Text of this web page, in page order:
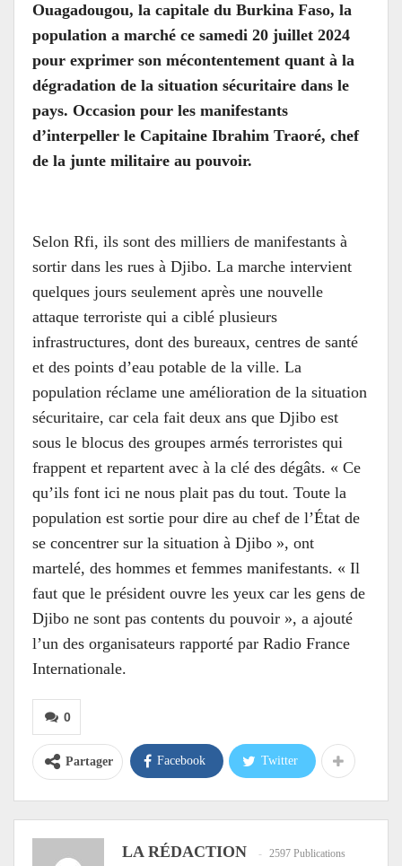
Ouagadougou, la capitale du Burkina Faso, la
population a marché ce samedi 20 juillet 2024
pour exprimer son mécontentement quant à la
dégradation de la situation sécuritaire dans le
pays. Occasion pour les manifestants
d’interpeller le Capitaine Ibrahim Traoré, chef
de la junte militaire au pouvoir.
Selon Rfi, ils sont des milliers de manifestants à
sortir dans les rues à Djibo. La marche intervient
quelques jours seulement après une nouvelle
attaque terroriste qui a ciblé plusieurs
infrastructures, dont des bureaux, centres de santé
et des points d’eau potable de la ville. La
population réclame une amélioration de la situation
sécuritaire, car cela fait deux ans que Djibo est
sous le blocus des groupes armés terroristes qui
frappent et repartent avec à la clé des dégâts. « Ce
qu’ils font ici ne nous plait pas du tout. Toute la
population est sortie pour dire au chef de l’État de
se concentrer sur la situation à Djibo », ont
martelé, des hommes et femmes manifestants. « Il
faut que le président ouvre les yeux car les gens de
Djibo ne sont pas contents du pouvoir », a ajouté
l’un des organisateurs rapporté par Radio France
Internationale.
0
Partager Facebook Twitter
LA RÉDACTION 2597 Publications